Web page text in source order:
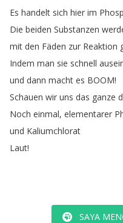
Es handelt sich hier im
Die beiden Substanzen
mit den Fäden zur Reaktion
Indem man sie schnell
und dann macht es BOOM!
Schauen wir uns das ganze
Noch einmal, elementarer
und Kaliumchlorat
Laut!
SAYA